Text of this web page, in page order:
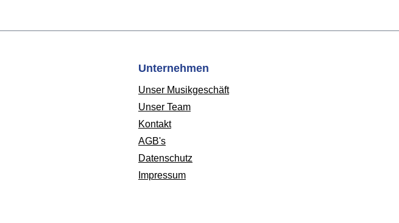
Unternehmen
Unser Musikgeschäft
Unser Team
Kontakt
AGB's
Datenschutz
Impressum